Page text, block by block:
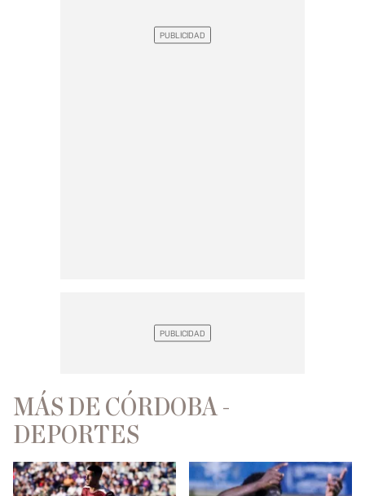
MÁS DE CÓRDOBA -
DEPORTES